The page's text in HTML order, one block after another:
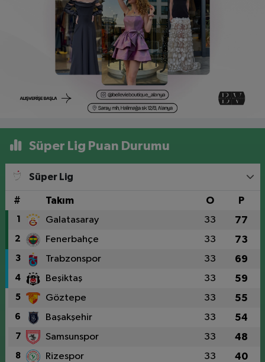
Süper Lig Puan Durumu
Süper Lig
# Takım O P
1 Galatasaray 33 77
2 Fenerbahçe 33 73
3 Trabzonspor 33 69
4 Beşiktaş 33 59
5 Göztepe 33 55
6 Başakşehir 33 54
7 Samsunspor 33 48
8 Rizespor 33 40